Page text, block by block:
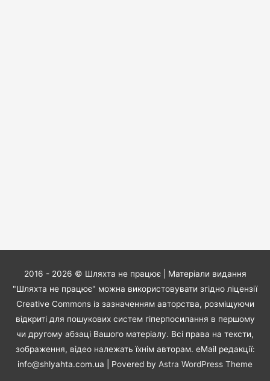
2016 - 2026 © Шляхта не працює| Матеріали видання
"Шляхта не працює" можна використовувати згідно ліцензії
Creative Commons із зазначенням авторства, розміщуючи
відкриті для пошукових систем гіперпосилання в першому
чи другому абзаці Вашого матеріалу. Всі права на тексти,
зображення, відео належать їхнім авторам. eMail редакції:
info@shlyahta.com.ua | Povered by Astra WordPress Theme